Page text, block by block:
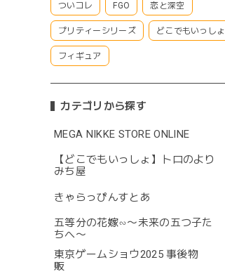
ついコレ FGO 恋と深空
プリティーシリーズ どこでもいっしょ
フィギュア
カテゴリから探す
MEGA NIKKE STORE ONLINE
【どこでもいっしょ】トロのより
みち屋
きゃらっぴんすとあ
五等分の花嫁∽〜未来の五つ子た
ちへ〜
東京ゲームショウ2025 事後物
販